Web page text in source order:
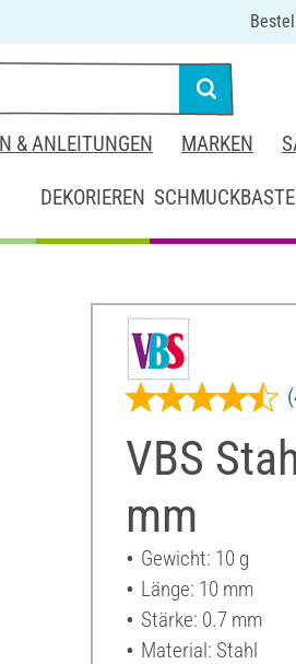
& ANLEITUNGEN MARKEN
DEKORIEREN
VBS
mm
Gewicht: 10 g
Länge: 10 mm
Stärke: 0.7 mm
Material: Stahl